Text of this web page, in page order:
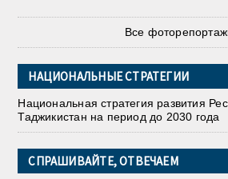
Все
НАЦИОНАЛЬНЫЕ СТРАТЕГИИ
Национальная стратегия развития
Таджикистан на период до 2030 года
СПРАШИВАЙТЕ, ОТВЕЧАЕМ